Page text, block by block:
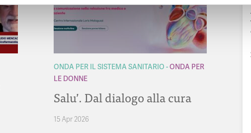
ONDA PER IL SISTEMA SANITARIO
ONDA PER
LE DONNE
Salu’. Dal dialogo alla cura
15 Apr 2026